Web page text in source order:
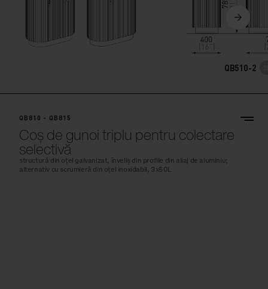
QB510-2
QB810 - QB815
Coș de gunoi triplu pentru colectare
selectivă
structură din oțel galvanizat, înveliș din profile din aliaj de aluminiu;
alternativ cu scrumieră din oțel inoxidabil, 3x50L